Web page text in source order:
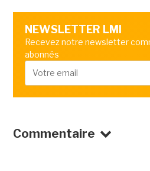
NEWSLETTER LMI
Recevez notre newsletter
abonnés
Commentaire